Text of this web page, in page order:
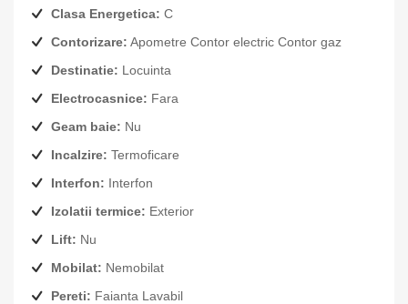
Clasa Energetica: C
Contorizare: Apometre Contor electric Contor gaz
Destinatie: Locuinta
Electrocasnice: Fara
Geam baie: Nu
Incalzire: Termoficare
Interfon: Interfon
Izolatii termice: Exterior
Lift: Nu
Mobilat: Nemobilat
Pereti: Faianta Lavabil